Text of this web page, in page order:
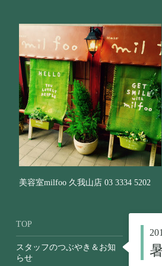
美容室milfoo 久我山店 03 3334 5202
TOP
スタッフのつぶやき＆お知
らせ